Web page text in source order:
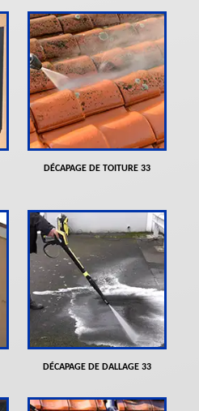
DÉCAPAGE DE TOITURE 33
DÉCAPAGE DE DALLAGE 33